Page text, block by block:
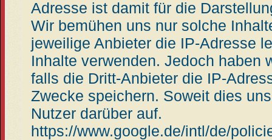
Adresse ist damit für die
Wir bemühen uns nur solche
jeweilige Anbieter die IP-Adresse
Inhalte verwenden. Jedoch haben
falls die Dritt-Anbieter die IP-
Zwecke speichern. Soweit dies
Nutzer darüber auf.
https://www.google.de/intl/de/